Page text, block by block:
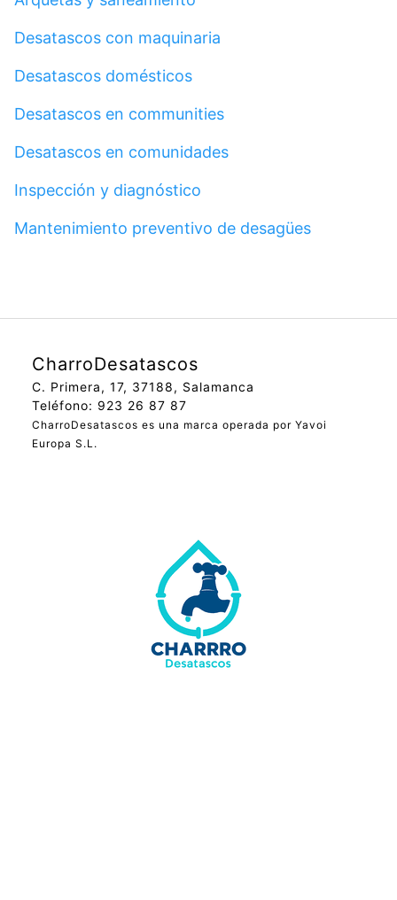
Desatascos con maquinaria
Desatascos domésticos
Desatascos en communities
Desatascos en comunidades
Inspección y diagnóstico
Mantenimiento preventivo de desagües
CharroDesatascos
C. Primera, 17, 37188, Salamanca
Teléfono: 923 26 87 87
CharroDesatascos es una marca operada por Yavoi
Europa S.L.